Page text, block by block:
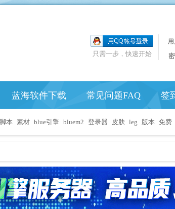
只需一步，快速开始
蓝海软件下载 常见问题FAQ 签
脚本 素材 blue引擎 bluem2 登录器 皮肤 leg 版本 免费